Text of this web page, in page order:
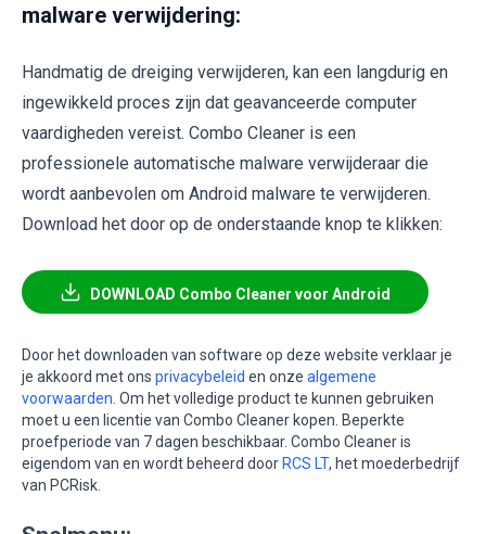
malware verwijdering:
Handmatig de dreiging verwijderen, kan een langdurig en
ingewikkeld proces zijn dat geavanceerde computer
vaardigheden vereist. Combo Cleaner is een
professionele automatische malware verwijderaar die
wordt aanbevolen om Android malware te verwijderen.
Download het door op de onderstaande knop te klikken:
DOWNLOAD Combo Cleaner voor Android
Door het downloaden van software op deze website verklaar je
je akkoord met ons privacybeleid en onze algemene
voorwaarden . Om het volledige product te kunnen gebruiken
moet u een licentie van Combo Cleaner kopen. Beperkte
proefperiode van 7 dagen beschikbaar. Combo Cleaner is
eigendom van en wordt beheerd doorRCS LT, het moederbedrijf
van PCRisk.